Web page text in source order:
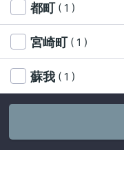
都町 ( 1 )
宮崎町 ( 1 )
蘇我 ( 1 )